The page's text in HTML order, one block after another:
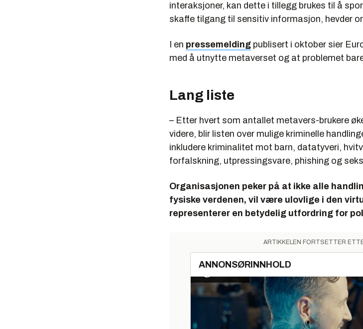
interaksjoner, kan dette i tillegg brukes til å
skaffe tilgang til sensitiv informasjon, hevder
I en pressemelding publisert i oktober sier
med å utnytte metaverset og at problemet
Lang liste
– Etter hvert som antallet metavers-brukere
videre, blir listen over mulige kriminelle
inkludere kriminalitet mot barn, datatyveri,
forfalskning, utpressingsvare, phishing og
Organisasjonen peker på at ikke alle
fysiske verdenen, vil være ulovlige i den
representerer en betydelig utfordring for
ARTIKKELEN FORTSETTER
ANNONSØRINNHOLD